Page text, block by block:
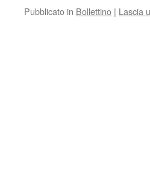
Pubblicato in Bollettino | Lascia